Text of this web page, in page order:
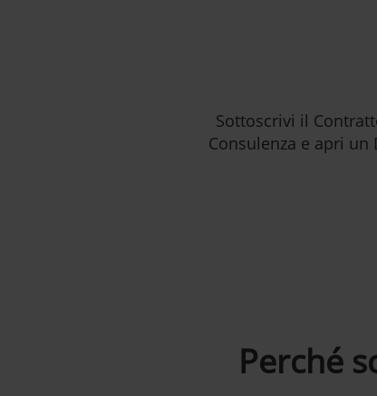
Sottoscrivi il
Consulenza e apri
Perché